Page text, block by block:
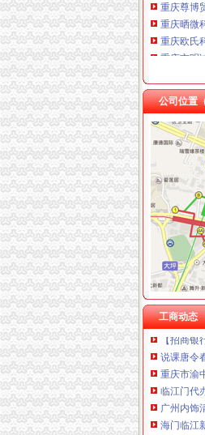
重庆晒微
重庆欧氏
重庆市明
重庆金品
重庆凯
重庆佳技
公司位置
工商动态
渝中区马
“电子眼
渝中区马
重庆市渝
重庆市渝
重庆市渝
【重庆市
渝中区马
【招商银
说课唐
重庆市渝
临江门代
广州内饰
海门临江
重庆义乌